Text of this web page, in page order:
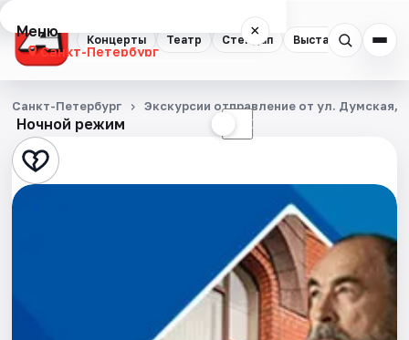
Концерты Театр Стендап Выставки
Меню ×
Санкт-Петербург
Концерты
Театр
Стендап
Ночной режим ☾
Санкт-Петербург Экскурсии отправление от ул. Думская,